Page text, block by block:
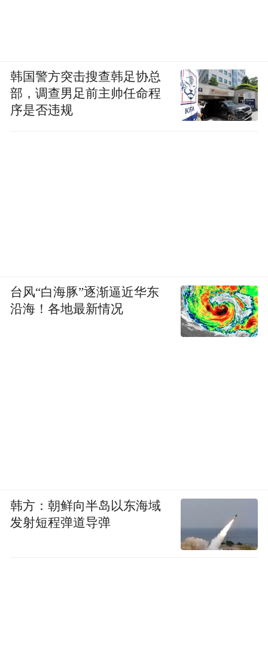
韩国警方突击搜查韩足协总
部，调查男足前主帅任命程
序是否违规
台风“白海豚”逐渐逼近华东
沿海！各地最新情况
韩方：朝鲜向半岛以东海域
发射短程弹道导弹